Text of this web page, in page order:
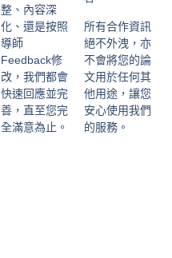
整、內容深
化、還是按照
導師
Feedback修
改，我們都會
快速回應並完
善，直至您完
全滿意為止。
所有合作資訊
絕不外洩，亦
不會將您的論
文用於任何其
他用途，讓您
安心使用我們
的服務。